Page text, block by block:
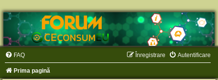
FAQ Autentificare
Înregistrare
Prima pagină